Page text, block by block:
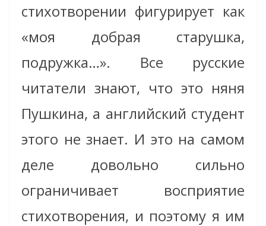
стихотворении фигурирует как
«моя добрая старушка,
подружка…». Все русские
читатели знают, что это няня
Пушкина, а английский студент
этого не знает. И это на самом
деле довольно сильно
ограничивает восприятие
стихотворения, и поэтому я им